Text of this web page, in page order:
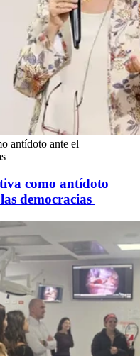
antídoto ante el
como antídoto
democracias